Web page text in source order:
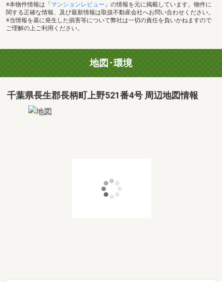
※本物件情報は「 マンションレビュー 」の情報を元に掲載しています。物件に
関する正確な情報、及び最新情報は取扱不動産会社へお問い合わせください。
※当情報を基に発生した損害等について弊社は一切の責任を負いかねますので
ご理解の上ご利用ください。
地図･環境
千葉県長生郡長柄町上野521番4号 周辺地図情報